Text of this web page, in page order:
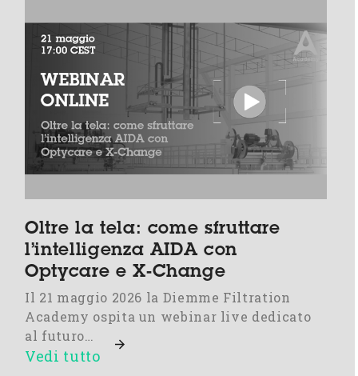
Oltre la tela: come sfruttare
l’intelligenza AIDA con
Optycare e X-Change
Il 21 maggio 2026 la Diemme Filtration
Academy ospita un webinar live dedicato
al futuro…
Vedi tutto